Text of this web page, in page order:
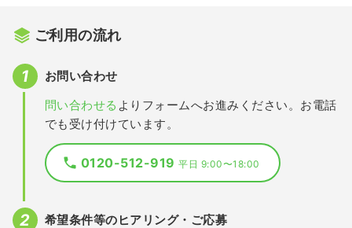
ご利用の流れ
お問い合わせ
問い合わせる よりフォームへお進みください。お電話
でも受け付けています。
0120-512-919平日 9:00〜18:00
希望条件等のヒアリング・ご応募